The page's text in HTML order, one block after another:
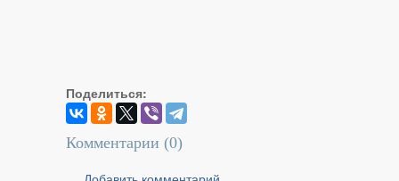
Поделиться:
Комментарии (0)